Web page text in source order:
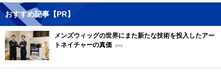
おすすめ記事【PR】
メンズウィッグの世界にまた新たな技術を投入したアー
トネイチャーの真価 [PR]